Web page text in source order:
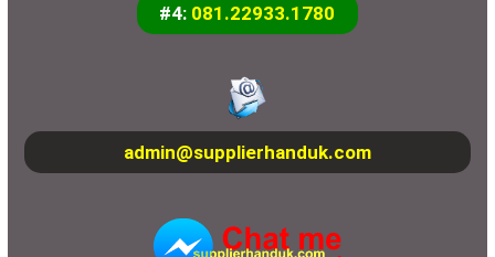
#4: 081.22933.1780
admin@supplierhanduk.com